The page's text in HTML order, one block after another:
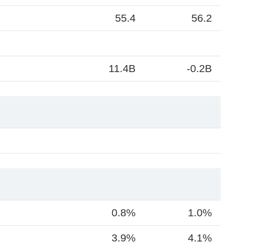
55.4 56.2
11.4B -0.2B
0.8% 1.0%
3.9% 4.1%